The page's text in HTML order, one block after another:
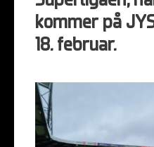
kommer på
18. februar.